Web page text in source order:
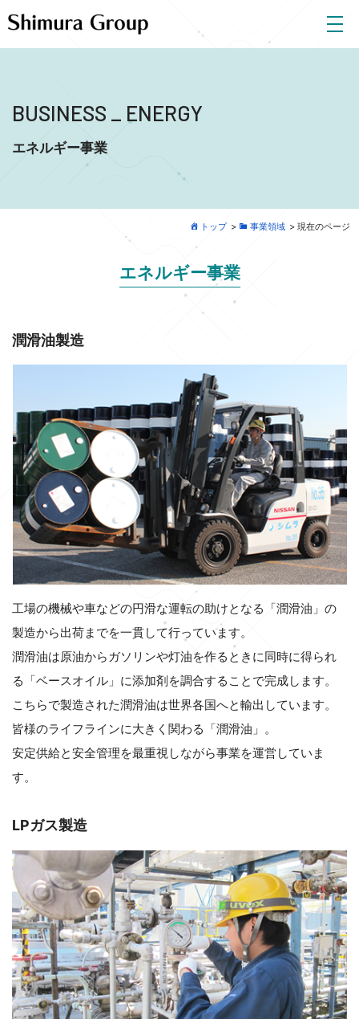
エネルギー事業
BUSINESS ENERGY
トップ > 事業領域 > 現在のページ
エネルギー事業
潤滑油製造
工場の機械や車などの円滑な運転の助けとなる「潤滑油」の
製造から出荷までを一貫して行っています。
潤滑油は原油からガソリンや灯油を作るときに同時に得られ
る「ベースオイル」に添加剤を調合することで完成します。
こちらで製造された潤滑油は世界各国へと輸出しています。
皆様のライフラインに大きく関わる「潤滑油」。
安定供給と安全管理を最重視しながら事業を運営していま
す。
LPガス製造